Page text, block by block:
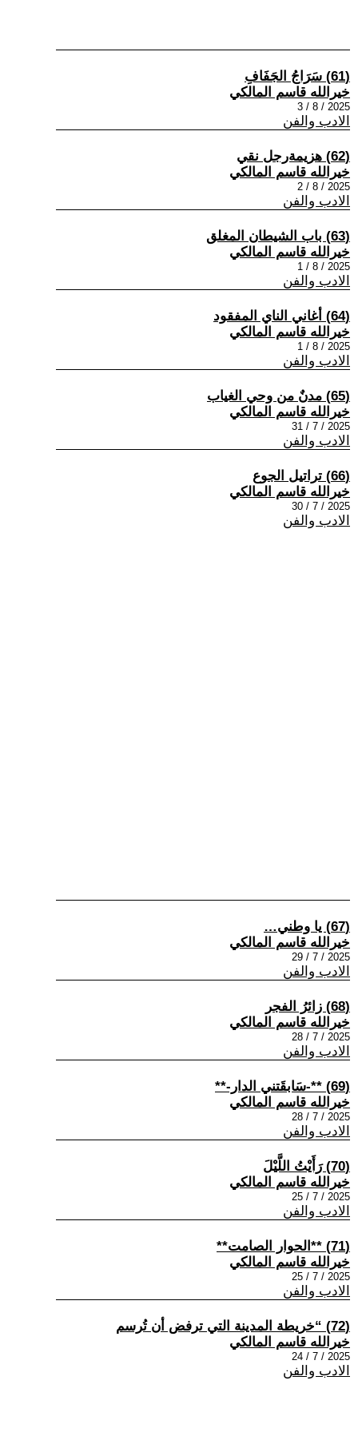
(61) سَرَاجُ الجَفَافِ
خيرالله قاسم المالكي
2025 / 8 / 3
الادب والفن
(62) هزيمةرجل نقي
خيرالله قاسم المالكي
2025 / 8 / 2
الادب والفن
(63) باب الشيطان المغلق
خيرالله قاسم المالكي
2025 / 8 / 1
الادب والفن
(64) أغاني الناي المفقود
خيرالله قاسم المالكي
2025 / 8 / 1
الادب والفن
(65) مدنٌ من وحي الغياب
خيرالله قاسم المالكي
2025 / 7 / 31
الادب والفن
(66) تراتيل الجوع
خيرالله قاسم المالكي
2025 / 7 / 30
الادب والفن
(67) يا وطني…
خيرالله قاسم المالكي
2025 / 7 / 29
الادب والفن
(68) زائرُ الفجر
خيرالله قاسم المالكي
2025 / 7 / 28
الادب والفن
(69) **-سَابقَتني الدار-**
خيرالله قاسم المالكي
2025 / 7 / 28
الادب والفن
(70) رَأَيْتُ اللَّيْلَ
خيرالله قاسم المالكي
2025 / 7 / 25
الادب والفن
(71) **الحوار الصامت**
خيرالله قاسم المالكي
2025 / 7 / 25
الادب والفن
(72) “خريطة المدينة التي ترفض أن تُرسم
خيرالله قاسم المالكي
2025 / 7 / 24
الادب والفن